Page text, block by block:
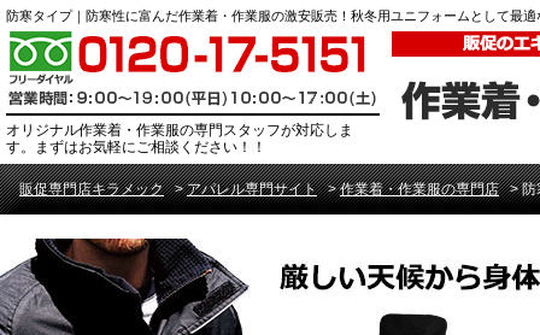
防寒タイプ｜防寒性に富んだ作業着・作業服の激安販売！秋冬用ユニフォームとして最
オリジナル作業着・作業服の専門スタッフが対応しま
す。まずはお気軽にご相談ください！！
販促専門店キラメック >アパレル専門サイト >作業着・作業服の専門店 >防